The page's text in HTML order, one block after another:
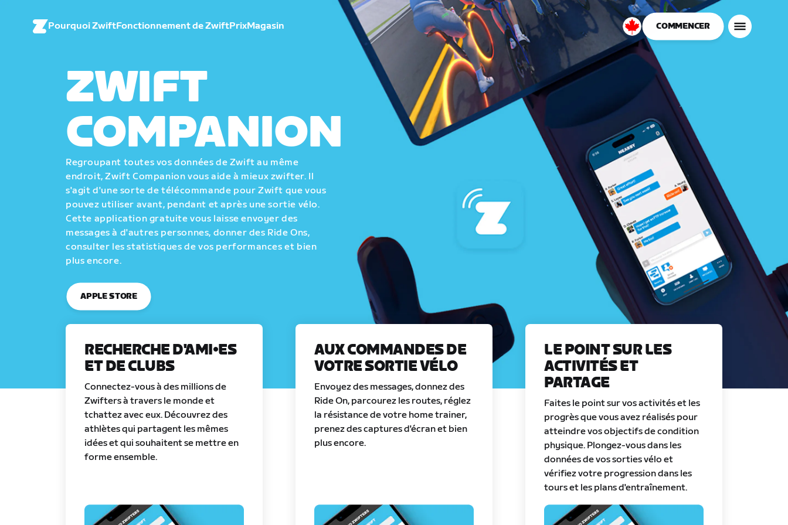
Pourquoi ZwiftFonctionnement de ZwiftPrixMagasin
Canada
Français
COMMENCER
ZWIFT
COMPANION
Regroupant toutes vos données de Zwift au même
endroit, Zwift Companion vous aide à mieux zwifter. Il
s'agit d'une sorte de télécommande pour Zwift que vous
pouvez utiliser avant, pendant et après une sortie vélo.
Cette application gratuite vous laisse envoyer des
messages à d'autres personnes, donner des Ride Ons,
consulter les statistiques de vos performances et bien
plus encore.
APPLE STORE
RECHERCHE D'AMI•ES
ET DE CLUBS
Connectez-vous à des millions de
Zwifters à travers le monde et
tchattez avec eux. Découvrez des
athlètes qui partagent les mêmes
idées et qui souhaitent se mettre en
forme ensemble.
AUX COMMANDES DE
VOTRE SORTIE VÉLO
Envoyez des messages, donnez des
Ride On, parcourez les routes, réglez
la résistance de votre home trainer,
prenez des captures d'écran et bien
plus encore.
LE POINT SUR LES
ACTIVITÉS ET
PARTAGE
Faites le point sur vos activités et les
progrès que vous avez réalisés pour
atteindre vos objectifs de condition
physique. Plongez-vous dans les
données de vos sorties vélo et
vérifiez votre progression dans les
tours et les plans d'entraînement.